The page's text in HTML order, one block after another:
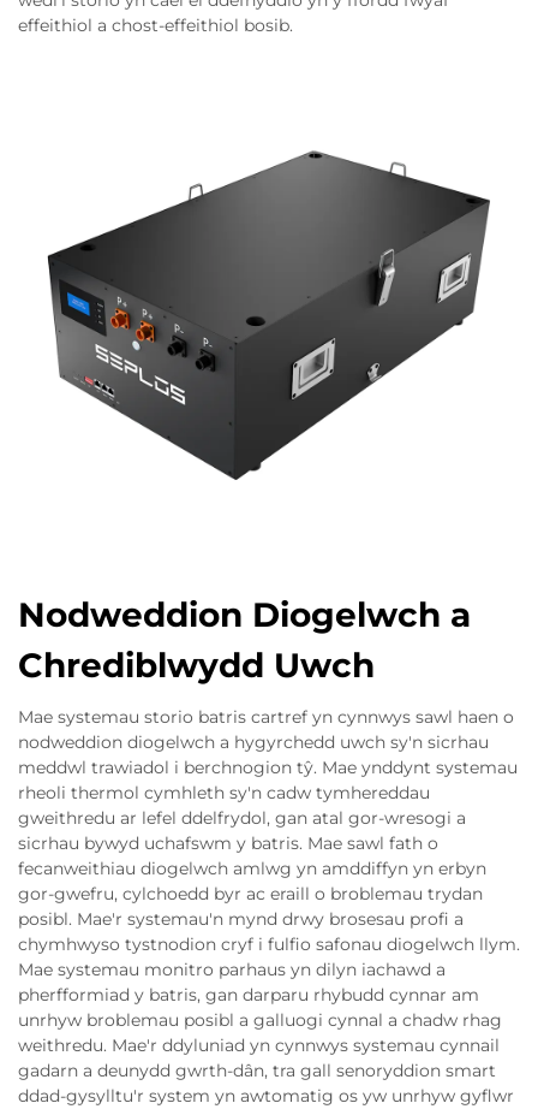
effeithiol a chost-effeithiol bosib.
Nodweddion Diogelwch a
Chrediblwydd Uwch
Mae systemau storio batris cartref yn cynnwys sawl haen o
nodweddion diogelwch a hygyrchedd uwch sy'n sicrhau
meddwl trawiadol i berchnogion tŷ. Mae ynddynt systemau
rheoli thermol cymhleth sy'n cadw tymhereddau
gweithredu ar lefel ddelfrydol, gan atal gor-wresogi a
sicrhau bywyd uchafswm y batris. Mae sawl fath o
fecanweithiau diogelwch amlwg yn amddiffyn yn erbyn
gor-gwefru, cylchoedd byr ac eraill o broblemau trydan
posibl. Mae'r systemau'n mynd drwy brosesau profi a
chymhwyso tystnodion cryf i fulfio safonau diogelwch llym.
Mae systemau monitro parhaus yn dilyn iachawd a
pherfformiad y batris, gan darparu rhybudd cynnar am
unrhyw broblemau posibl a galluogi cynnal a chadw rhag
weithredu. Mae'r ddyluniad yn cynnwys systemau cynnail
gadarn a deunydd gwrth-dân, tra gall senoryddion smart
ddad-gysylltu'r system yn awtomatig os yw unrhyw gyflwr